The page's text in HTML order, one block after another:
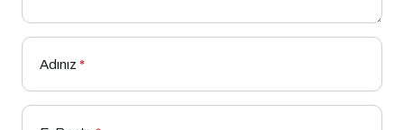
Adınız *